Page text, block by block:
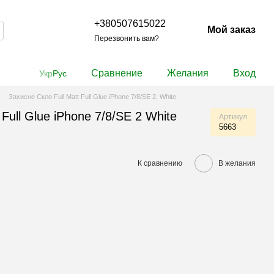
+380507615022
Перезвонить вам?
Мой заказ
УкрРус Сравнение Желания Вход
Захисне Скло Full Matt Full Glue iPhone 7/8/SE 2, White
Glue iPhone 7/8/SE 2 White Артикул
5663
К сравнению В желания